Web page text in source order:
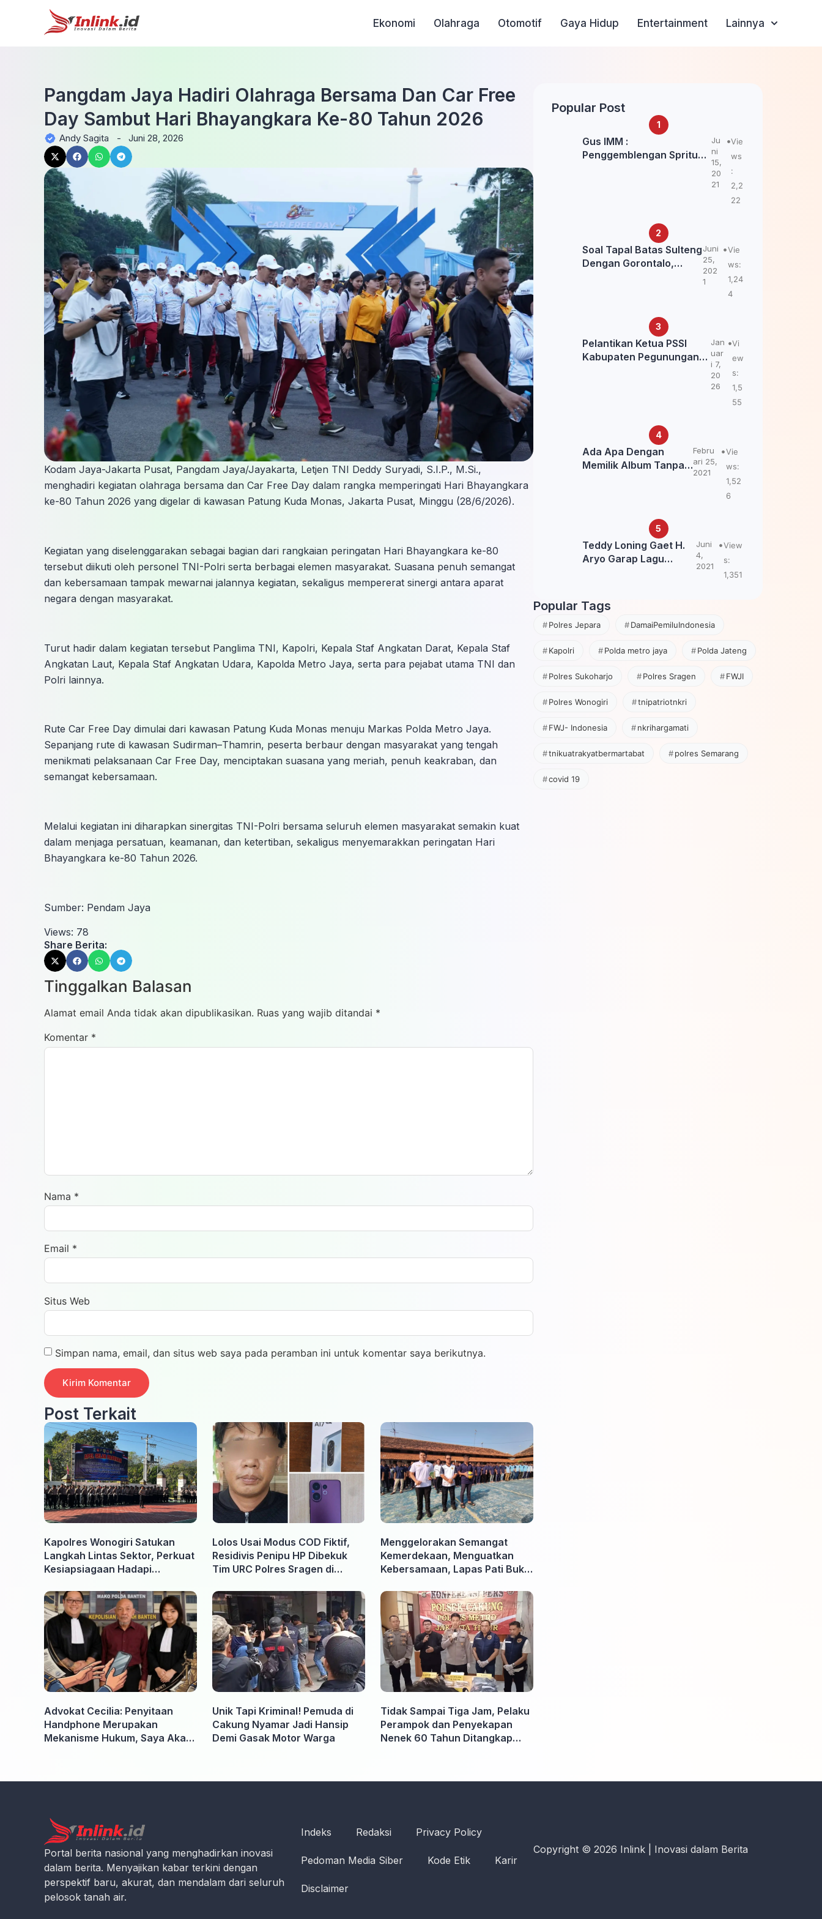
Ekonomi Olahraga Otomotif Gaya Hidup Entertainment Lainnya
Pangdam Jaya Hadiri Olahraga Bersama Dan Car Free
Day Sambut Hari Bhayangkara Ke-80 Tahun 2026
Andy Sagita - Juni 28, 2026
Kodam Jaya-Jakarta Pusat, Pangdam Jaya/Jayakarta, Letjen TNI Deddy Suryadi, S.I.P., M.Si.,
menghadiri kegiatan olahraga bersama dan Car Free Day dalam rangka memperingati Hari Bhayangkara
ke-80 Tahun 2026 yang digelar di kawasan Patung Kuda Monas, Jakarta Pusat, Minggu (28/6/2026).
Kegiatan yang diselenggarakan sebagai bagian dari rangkaian peringatan Hari Bhayangkara ke-80
tersebut diikuti oleh personel TNI-Polri serta berbagai elemen masyarakat. Suasana penuh semangat
dan kebersamaan tampak mewarnai jalannya kegiatan, sekaligus mempererat sinergi antara aparat
negara dengan masyarakat.
Turut hadir dalam kegiatan tersebut Panglima TNI, Kapolri, Kepala Staf Angkatan Darat, Kepala Staf
Angkatan Laut, Kepala Staf Angkatan Udara, Kapolda Metro Jaya, serta para pejabat utama TNI dan
Polri lainnya.
Rute Car Free Day dimulai dari kawasan Patung Kuda Monas menuju Markas Polda Metro Jaya.
Sepanjang rute di kawasan Sudirman–Thamrin, peserta berbaur dengan masyarakat yang tengah
menikmati pelaksanaan Car Free Day, menciptakan suasana yang meriah, penuh keakraban, dan
semangat kebersamaan.
Melalui kegiatan ini diharapkan sinergitas TNI-Polri bersama seluruh elemen masyarakat semakin kuat
dalam menjaga persatuan, keamanan, dan ketertiban, sekaligus menyemarakkan peringatan Hari
Bhayangkara ke-80 Tahun 2026.
Sumber: Pendam Jaya
Views: 78
Share Berita:
Tinggalkan Balasan
Alamat email Anda tidak akan dipublikasikan. Ruas yang wajib ditandai *
Komentar *
Nama *
Email *
Situs Web
Simpan nama, email, dan situs web saya pada peramban ini untuk komentar saya berikutnya.
Post Terkait
Kapolres Wonogiri Satukan
Langkah Lintas Sektor, Perkuat
Kesiapsiagaan Hadapi
Lolos Usai Modus COD Fiktif,
Residivis Penipu HP Dibekuk
Tim URC Polres Sragen di
Menggelorakan Semangat
Kemerdekaan, Menguatkan
Kebersamaan, Lapas Pati Buka
Warga Binaan Antusias Ikuti
Berbagai Perlombaan
Advokat Cecilia: Penyitaan
Handphone Merupakan
Mekanisme Hukum, Saya Akan
Unik Tapi Kriminal! Pemuda di
Cakung Nyamar Jadi Hansip
Demi Gasak Motor Warga
Tidak Sampai Tiga Jam, Pelaku
Perampok dan Penyekapan
Nenek 60 Tahun Ditangkap
Popular Post
Gus IMM :
Penggemblengan Spritual
Ju
ni
15,
20
21
Vie
ws
:
2,2
22
Soal Tapal Batas Sulteng
Dengan Gorontalo,
Juni
25,
202
1
Vie
ws:
1,24
4
Pelantikan Ketua PSSI
Kabupaten Pegunungan
Jan
uar
i 7,
20
26
Vi
ew
s:
1,5
55
Ada Apa Dengan
Memilik Album Tanpa
Febru
ari 25,
2021
Vie
ws:
1,52
6
Teddy Loning Gaet H.
Aryo Garap Lagu
Juni
4,
2021
View
s:
1,351
Popular Tags
Polres Jepara DamaiPemiluIndonesia
Kapolri Polda metro jaya Polda Jateng
Polres Sukoharjo Polres Sragen FWJI
Polres Wonogiri tnipatriotnkri
FWJ- Indonesia nkrihargamati
tnikuatrakyatbermartabat polres Semarang
covid 19
Portal berita nasional yang menghadirkan inovasi
dalam berita. Menyajikan kabar terkini dengan
perspektif baru, akurat, dan mendalam dari seluruh
pelosok tanah air.
Indeks Redaksi Privacy Policy
Pedoman Media Siber Kode Etik Karir
Disclaimer
Copyright © 2026 Inlink | Inovasi dalam Berita